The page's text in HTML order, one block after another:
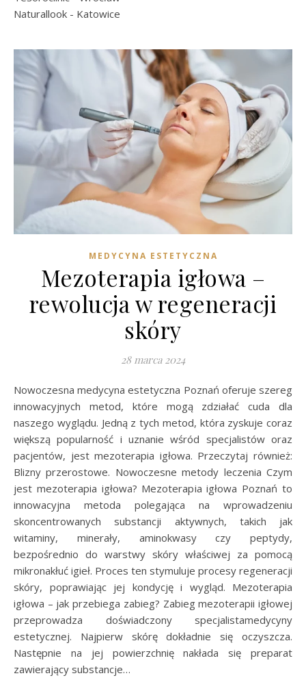
Naturallook - Katowice
MEDYCYNA ESTETYCZNA
Mezoterapia igłowa –
rewolucja w regeneracji
skóry
28 marca 2024
Nowoczesna medycyna estetyczna Poznań oferuje szereg
innowacyjnych metod, które mogą zdziałać cuda dla
naszego wyglądu. Jedną z tych metod, która zyskuje coraz
większą popularność i uznanie wśród specjalistów oraz
pacjentów, jest mezoterapia igłowa. Przeczytaj również:
Blizny przerostowe. Nowoczesne metody leczenia Czym
jest mezoterapia igłowa? Mezoterapia igłowa Poznań to
innowacyjna metoda polegająca na wprowadzeniu
skoncentrowanych substancji aktywnych, takich jak
witaminy, minerały, aminokwasy czy peptydy,
bezpośrednio do warstwy skóry właściwej za pomocą
mikronakłuć igieł. Proces ten stymuluje procesy regeneracji
skóry, poprawiając jej kondycję i wygląd. Mezoterapia
igłowa – jak przebiega zabieg? Zabieg mezoterapii igłowej
przeprowadza doświadczony specjalistamedycyny
estetycznej. Najpierw skórę dokładnie się oczyszcza.
Następnie na jej powierzchnię nakłada się preparat
zawierający substancje…